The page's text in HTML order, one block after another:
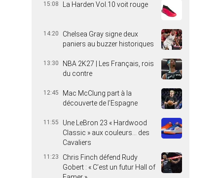
15:08 La Harden Vol.10 voit rouge
14:20
Chelsea Gray signe deux
paniers au buzzer historiques
13:30
NBA 2K27 | Les Français, rois
du contre
12:45
Mac McClung part à la
découverte de l’Espagne
11:55
Une LeBron 23 « Hardwood
Classic » aux couleurs… des
Cavaliers
11:23
Chris Finch défend Rudy
Gobert : « C’est un futur Hall of